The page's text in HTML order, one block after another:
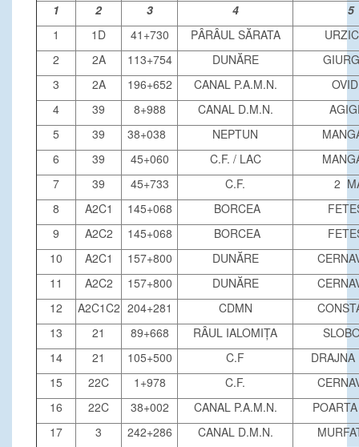
1
2 3 4
5
1
1D 41+730 PÂRÂUL SĂRATA
2
2A 113+754 DUNĂRE
3
2A 196+652 CANAL P.A.M.N.
4
39 8+988 CANAL D.M.N.
5
39 38+038 NEPTUN
6
39 45+060 C.F. / LAC
7
39 45+733 C.F.
2
8
A2C1 145+068 BORCEA
9
A2C2 145+068 BORCEA
10
A2C1 157+800 DUNĂRE
11
A2C2 157+800 DUNĂRE
12
A2C1C2 204+281 CDMN
13
21 89+668 RÂUL IALOMIȚA
14
21 105+500 C.F
DRAJNA
15
22C 1+978 C.F.
16
22C 38+002 CANAL P.A.M.N.
17
3 242+286 CANAL D.M.N.